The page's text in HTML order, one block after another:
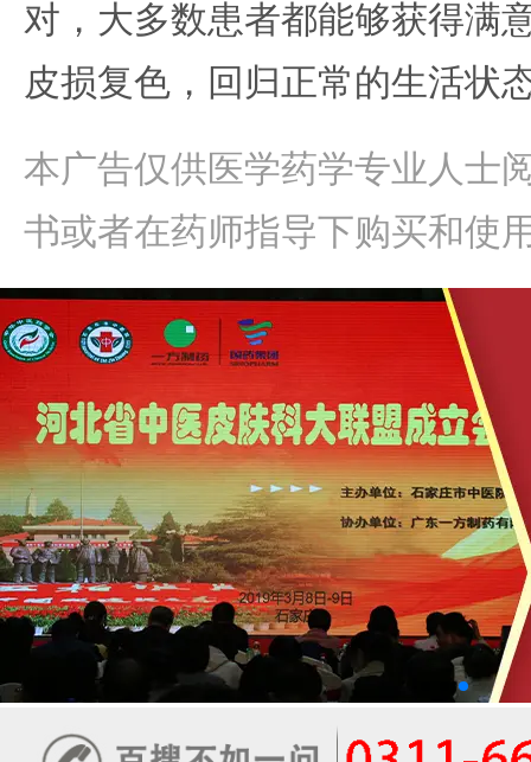
对，大多数患者都能够获得满
皮损复色，回归正常的生活状
本广告仅供医学药学专业人士
书或者在药师指导下购买和使